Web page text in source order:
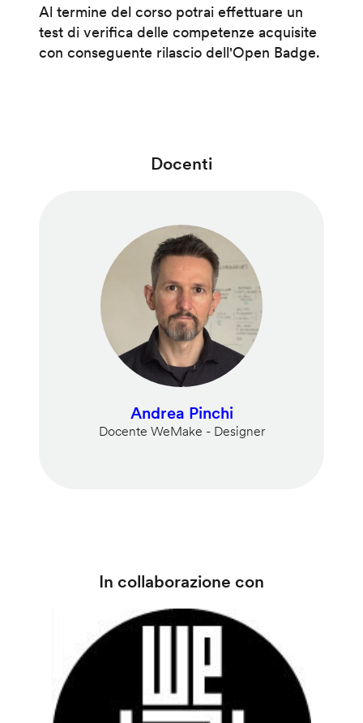
Al termine del corso potrai effettuare un
test di verifica delle competenze acquisite
con conseguente rilascio dell'Open Badge.
Docenti
Andrea Pinchi
Docente WeMake - Designer
In collaborazione con